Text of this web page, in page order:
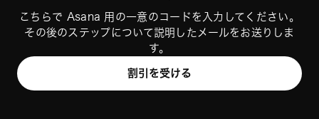
こちらで Asana 用の一意のコードを入力してください。
その後のステップについて説明したメールをお送りしま
す。
割引を受ける